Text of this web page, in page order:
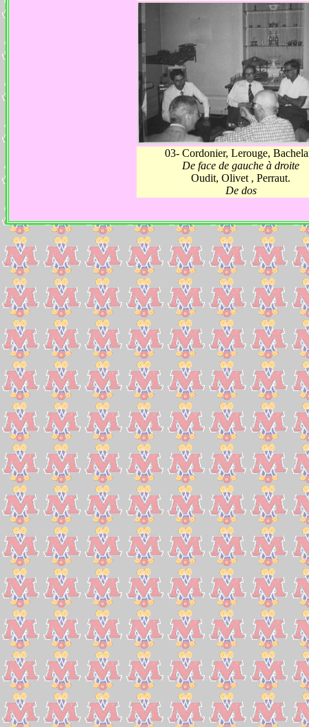
03- Cordonier, Lerouge,
De face de gauche à droite
Oudit, Olivet , Perraut.
De dos